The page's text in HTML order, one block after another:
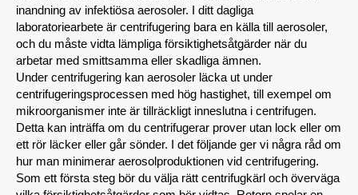
inandning av infektiösa aerosoler. I ditt dagliga
laboratoriearbete är centrifugering bara en källa till aerosoler,
och du måste vidta lämpliga försiktighetsåtgärder när du
arbetar med smittsamma eller skadliga ämnen.
Under centrifugering kan aerosoler läcka ut under
centrifugeringsprocessen med hög hastighet, till exempel om
mikroorganismer inte är tillräckligt inneslutna i centrifugen.
Detta kan inträffa om du centrifugerar prover utan lock eller om
ett rör läcker eller går sönder. I det följande ger vi några råd om
hur man minimerar aerosolproduktionen vid centrifugering.
Som ett första steg bör du välja rätt centrifugkärl och överväga